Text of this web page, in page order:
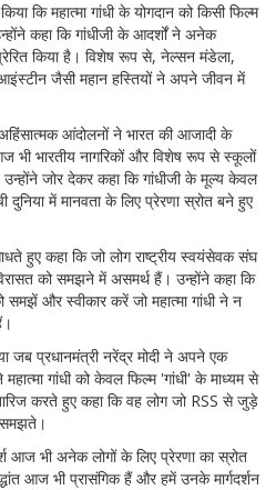
कि महात्मा गांधी के योगदान को किसी फिल्म
कहा कि गांधीजी के आदर्शों ने अनेक
किया है। विशेष रूप से, नेल्सन मंडेला,
जैसी महान हस्तियों ने अपने जीवन में
अहिंसात्मक आंदोलनों ने भारत की आजादी के
भी भारतीय नागरिकों और विशेष रूप से स्कूलों
जोर देकर कहा कि गांधीजी के मूल्य केवल
में मानवता के लिए प्रेरणा स्रोत बने हुए
हुए कहा कि जो लोग राष्ट्रीय स्वयंसेवक संघ
को समझने में असमर्थ हैं। उन्होंने कहा कि
और स्वीकार करें जो महात्मा गांधी ने न
जब प्रधानमंत्री नरेंद्र मोदी ने अपने एक
महात्मा गांधी को केवल फिल्म 'गांधी' के माध्यम से
करते हुए कहा कि वह लोग जो RSS से जुड़े
समझते।
आज भी अनेक लोगों के लिए प्रेरणा का स्रोत
आज भी प्रासंगिक हैं और हमें उनके मार्गदर्शन